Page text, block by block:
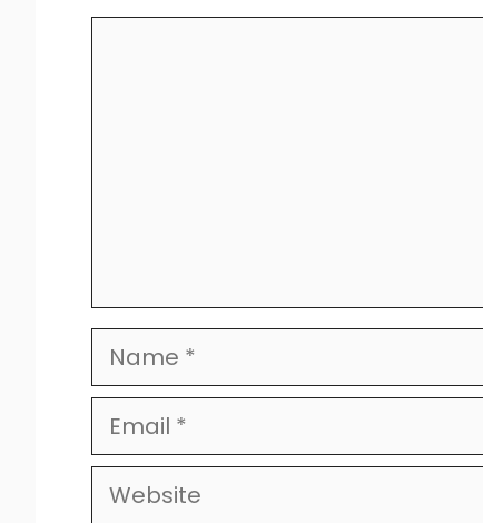
Name
Email
Website